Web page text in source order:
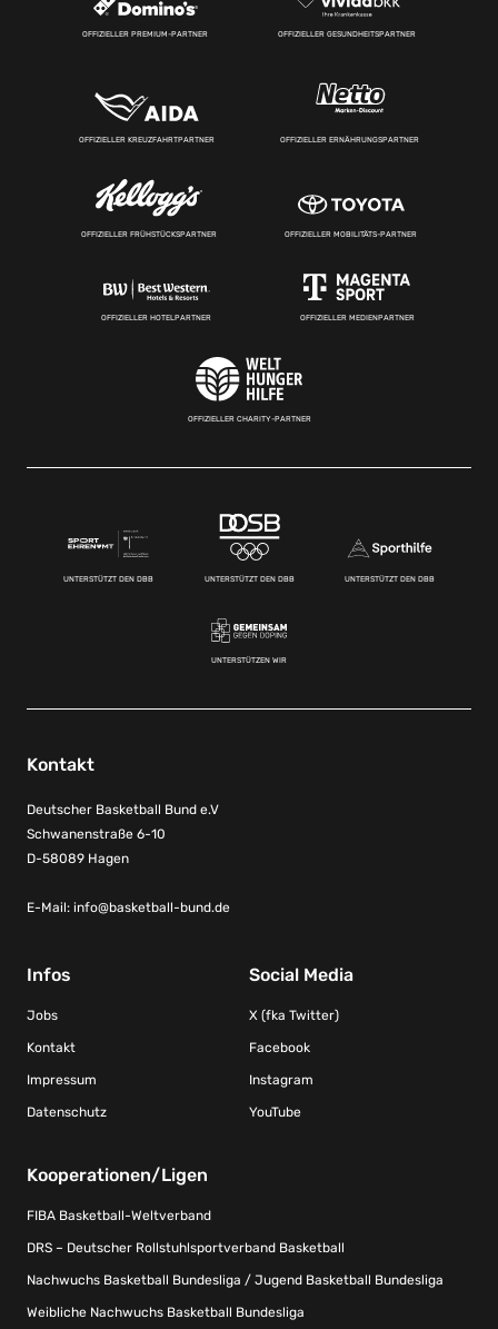
OFFIZIELLER PREMIUM-PARTNER OFFIZIELLER GESUNDHEITSPARTNER
OFFIZIELLER KREUZFAHRTPARTNER OFFIZIELLER ERNÄHRUNGSPARTNER
OFFIZIELLER FRÜHSTÜCKSPARTNER OFFIZIELLER MOBILITÄTS-PARTNER
OFFIZIELLER HOTELPARTNER OFFIZIELLER MEDIENPARTNER
OFFIZIELLER CHARITY-PARTNER
UNTERSTÜTZT DEN DBB UNTERSTÜTZT DEN DBB UNTERSTÜTZT DEN DBB
UNTERSTÜTZEN WIR
Kontakt
Deutscher Basketball Bund e.V
Schwanenstraße 6-10
D-58089 Hagen
E-Mail: info@basketball-bund.de
Infos
Jobs
Kontakt
Impressum
Datenschutz
Social Media
X (fka Twitter)
Facebook
Instagram
YouTube
Kooperationen/Ligen
FIBA Basketball-Weltverband
DRS – Deutscher Rollstuhlsportverband Basketball
Nachwuchs Basketball Bundesliga / Jugend Basketball Bundesliga
Weibliche Nachwuchs Basketball Bundesliga